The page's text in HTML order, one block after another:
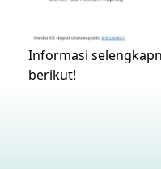
Informasi
berikut!